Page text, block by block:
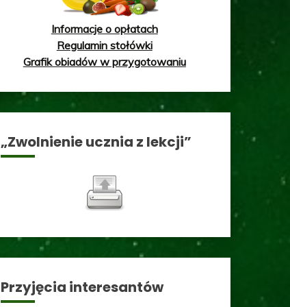
Informacje o opłatach
Regulamin stołówki
Grafik obiadów w przygotowaniu
„Zwolnienie ucznia z lekcji”
Przyjęcia interesantów